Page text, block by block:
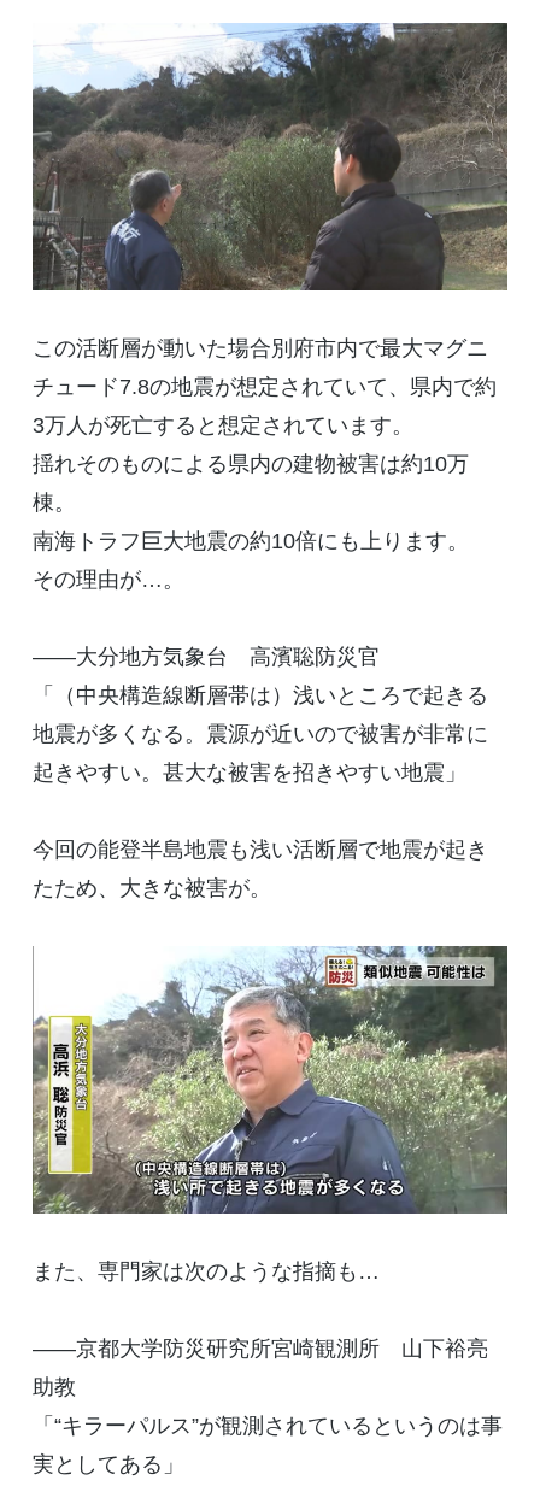
この活断層が動いた場合別府市内で最大マグニ
チュード7.8の地震が想定されていて、県内で約
3万人が死亡すると想定されています。
揺れそのものによる県内の建物被害は約10万
棟。
南海トラフ巨大地震の約10倍にも上ります。
その理由が…。
――大分地方気象台 高濱聡防災官
「（中央構造線断層帯は）浅いところで起きる
地震が多くなる。震源が近いので被害が非常に
起きやすい。甚大な被害を招きやすい地震」
今回の能登半島地震も浅い活断層で地震が起き
たため、大きな被害が。
また、専門家は次のような指摘も…
――京都大学防災研究所宮崎観測所 山下裕亮
助教
「“キラーパルス”が観測されているというのは事
実としてある」